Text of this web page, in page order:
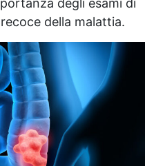
degli esami di
della malattia.